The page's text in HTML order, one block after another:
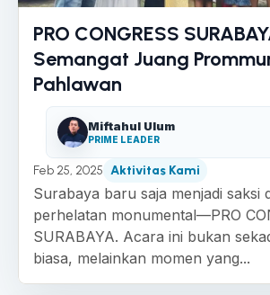
PRO CONGRESS
Semangat Juang
Pahlawan
Miftahul Ulum
PRIME LEADER
Feb 25, 2025 Aktivitas Kami
Surabaya baru saja menjadi saksi
perhelatan monumental—PRO
SURABAYA. Acara ini bukan
biasa, melainkan momen yang...